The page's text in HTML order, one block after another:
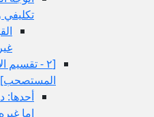
[٢ - تقسيم
المستصحب‏]
أحدها:
إما